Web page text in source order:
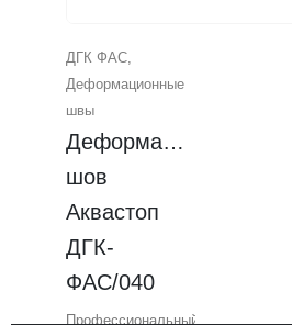
ДГК ФАС,
Деформационные
швы
Деформационный
шов
Аквастоп
ДГК-
ФАС/040
Профессиональный